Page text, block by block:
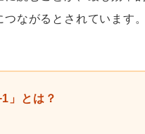
つながるとされています。
」とは？